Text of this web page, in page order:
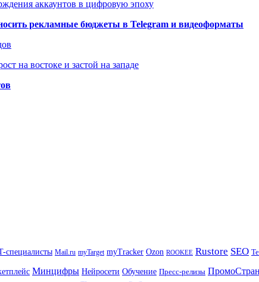
аккаунтов в цифровую эпоху
рекламные бюджеты в Telegram и видеоформаты
на востоке и застой на западе
специалисты Mail.ru myTarget myTracker Ozon ROOKEE Rustore SEO
Минцифры Нейросети Обучение Пресс-релизы